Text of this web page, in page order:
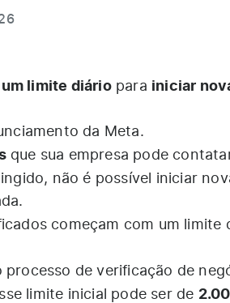
limite diáriopara iniciar
da Meta.
que sua empresa pode
não é possível iniciar
começam com um limite
processo de verificação de
limite inicial pode ser de